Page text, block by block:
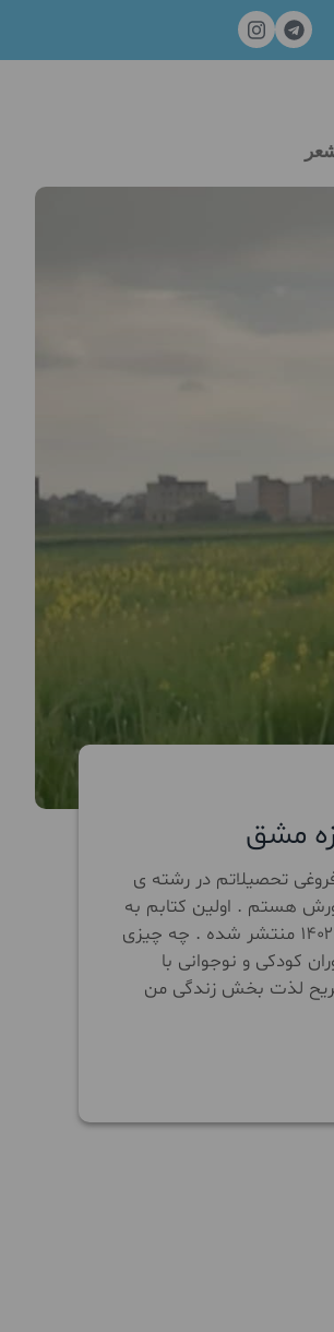
مشق
تحصیلاتم در رشته ی
هستم . اولین کتابم به
نام : راف در سال ۱۴۰۰ و دومین کتابم به نام : زاهدان شهری که داشتم در سال ۱۴۰۲ منتشر شده . چه چیزی
کودکی و نوجوانی با
لذت بخش زندگی من